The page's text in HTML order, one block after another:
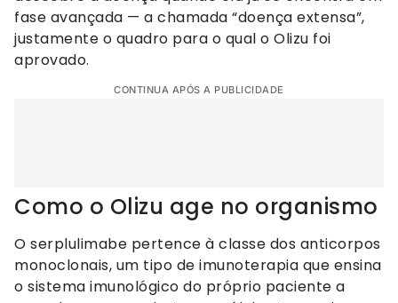
fase avançada — a chamada “doença extensa”,
justamente o quadro para o qual o Olizu foi
aprovado.
CONTINUA APÓS A PUBLICIDADE
Como o Olizu age no organismo
O serplulimabe pertence à classe dos anticorpos
monoclonais, um tipo de imunoterapia que ensina
o sistema imunológico do próprio paciente a